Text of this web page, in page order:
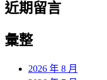
近期留言
彙整
2026 年 8 月